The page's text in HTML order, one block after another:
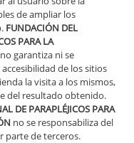
de ampliar los
FUNDACIÓN DEL
PARA LA
no garantiza ni se
de los sitios
la visita a los mismos,
del resultado obtenido.
DE PARAPLÉJICOS PARA
no se responsabiliza del
parte de terceros.